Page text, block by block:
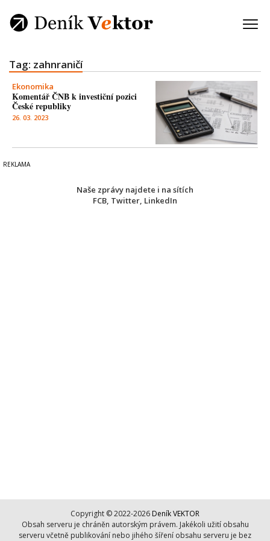
Tag: zahnraničí
Ekonomika
Komentář ČNB k investiční pozici
České republiky
26. 03. 2023
Naše zprávy najdete i na sítích
FCB, Twitter, LinkedIn
Copyright © 2022-2026 Deník VEKTOR
Obsah serveru je chráněn autorským právem. Jakékoli užití obsahu
serveru včetně publikování nebo jihého šíření obsahu serveru je bez